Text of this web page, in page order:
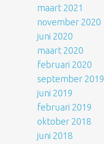
maart 2021
november 2020
juni 2020
maart 2020
februari 2020
september 2019
juni 2019
februari 2019
oktober 2018
juni 2018